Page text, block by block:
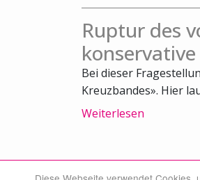
Ruptur des
Bei dieser
Kreuzbandes». Hier
Weiterlesen